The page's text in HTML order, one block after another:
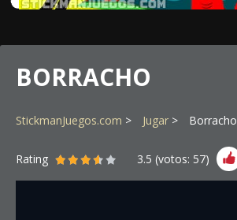
BORRACHO
StickmanJuegos.com Jugar Borracho
Rating 3.5 (votos: 57)